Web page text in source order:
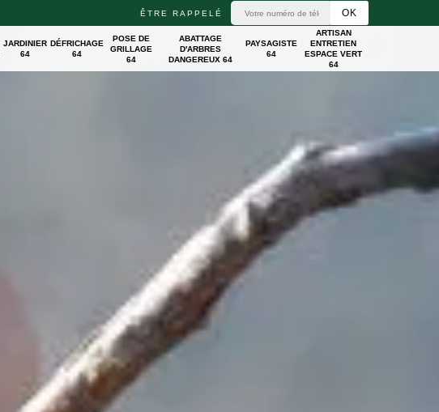
ÊTRE RAPPELÉ
JARDINIER
64
DÉFRICHAGE
64
POSE DE
GRILLAGE
64
ABATTAGE
D'ARBRES
DANGEREUX 64
PAYSAGISTE
64
ARTISAN
ENTRETIEN
ESPACE VERT
64